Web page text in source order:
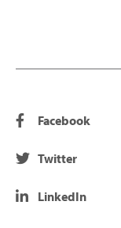
Facebook
Twitter
LinkedIn